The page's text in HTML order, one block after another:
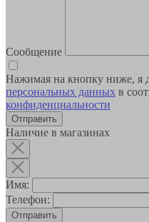
Сообщение
Нажимая на кнопку ниже, я
персональных данных в
конфиденциальности
Наличие в магазинах
Имя:
Телефон:
Отправить